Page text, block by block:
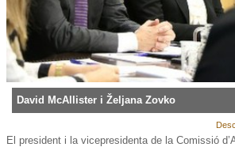
David McAllister i Željana Zovko
El president i la vicepresidenta de la Comissió